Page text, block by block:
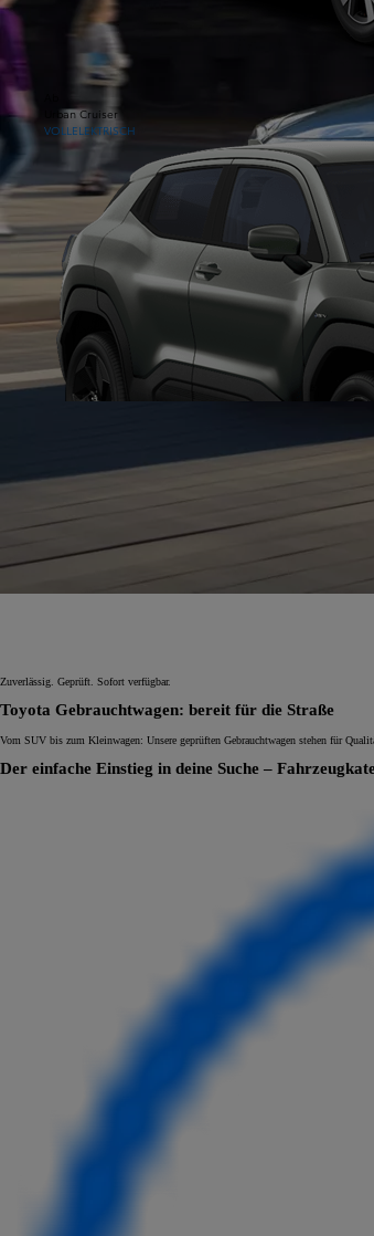
Urban Cruiser
VOLLELEKTRISCH
C-HR
Zuverlässig. Geprüft. Sofort verfügbar.
Toyota Gebrauchtwagen: bereit für die Straße
Vom SUV bis zum Kleinwagen: Unsere geprüften Gebrauchtwagen stehen für
Der einfache Einstieg in deine Suche –